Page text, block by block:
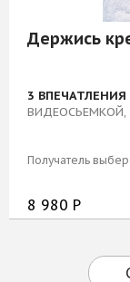
Держись
3 ВПЕЧАТЛЕНИЯ
Получатель
8 980 Р